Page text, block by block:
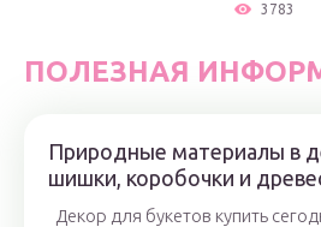
3783
ПОЛЕЗНАЯ
Природные материалы в
шишки, коробочки и
Декор для букетов купить